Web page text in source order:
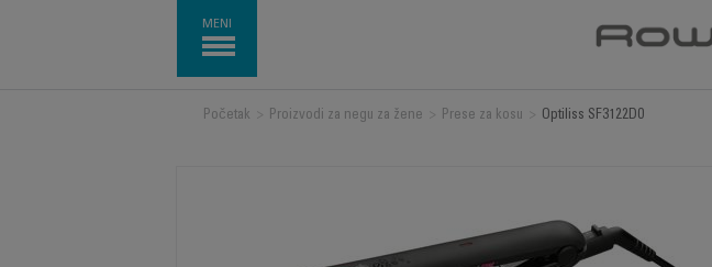
MENI
Početak Proizvodi za negu za žene Prese za kosu Optiliss SF3122D0